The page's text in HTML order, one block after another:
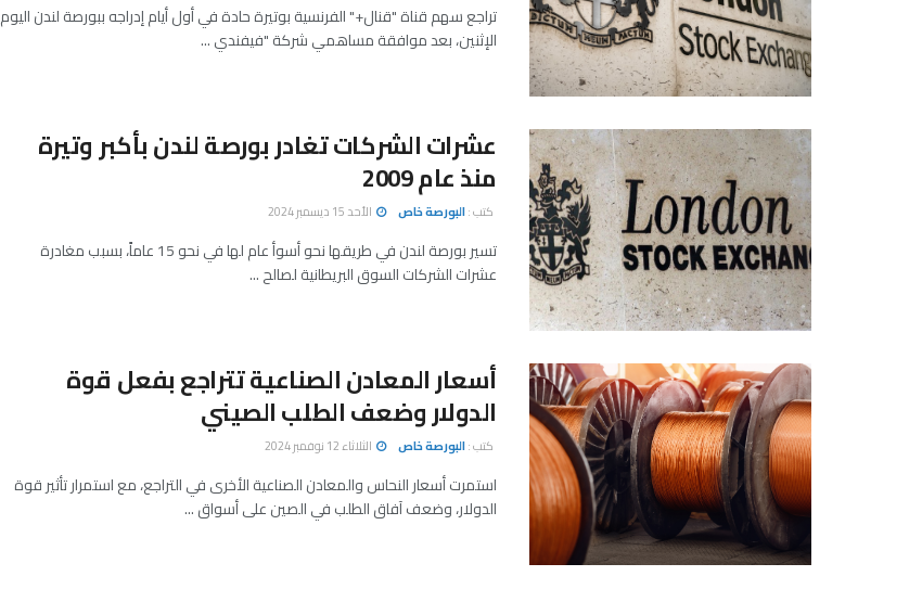
تراجع سهم قناة "قنال+" الفرنسية بوتيرة حادة في أول أيام إدراجه ببورصة لندن اليوم
الإثنين، بعد موافقة مساهمي شركة "فيفندي ...
عشرات الشركات تغادر بورصة لندن بأكبر وتيرة
منذ عام 2009
كتب :البورصة خاص الأحد 15 ديسمبر 2024
تسير بورصة لندن في طريقها نحو أسوأ عام لها في نحو 15 عاماً، بسبب مغادرة
عشرات الشركات السوق البريطانية لصالح ...
أسعار المعادن الصناعية تتراجع بفعل قوة
الدولار وضعف الطلب الصيني
كتب :البورصة خاص الثلاثاء 12 نوفمبر 2024
استمرت أسعار النحاس والمعادن الصناعية الأخرى في التراجع، مع استمرار تأثير قوة
الدولار، وضعف آفاق الطلب في الصين على أسواق ...